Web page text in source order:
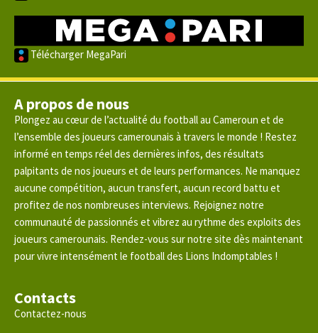
Télécharger MegaPari
A propos de nous
Plongez au cœur de l’actualité du football au Cameroun et de
l’ensemble des joueurs camerounais à travers le monde ! Restez
informé en temps réel des dernières infos, des résultats
palpitants de nos joueurs et de leurs performances. Ne manquez
aucune compétition, aucun transfert, aucun record battu et
profitez de nos nombreuses interviews. Rejoignez notre
communauté de passionnés et vibrez au rythme des exploits des
joueurs camerounais. Rendez-vous sur notre site dès maintenant
pour vivre intensément le football des Lions Indomptables !
Contacts
Contactez-nous